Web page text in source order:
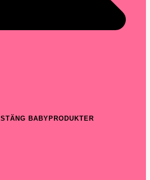
STÄNG BABYPRODUKTER